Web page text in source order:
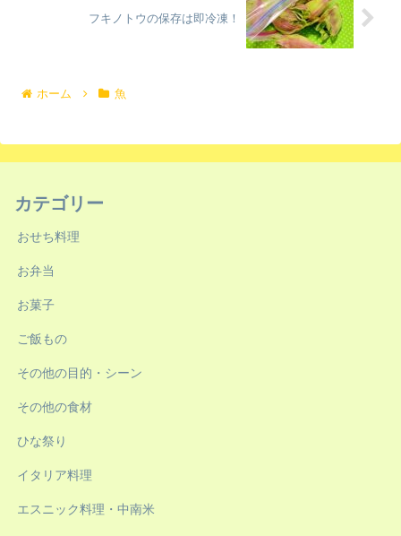
フキノトウの保存は即冷凍！
ホーム 魚
カテゴリー
おせち料理
お弁当
お菓子
ご飯もの
その他の目的・シーン
その他の食材
ひな祭り
イタリア料理
エスニック料理・中南米